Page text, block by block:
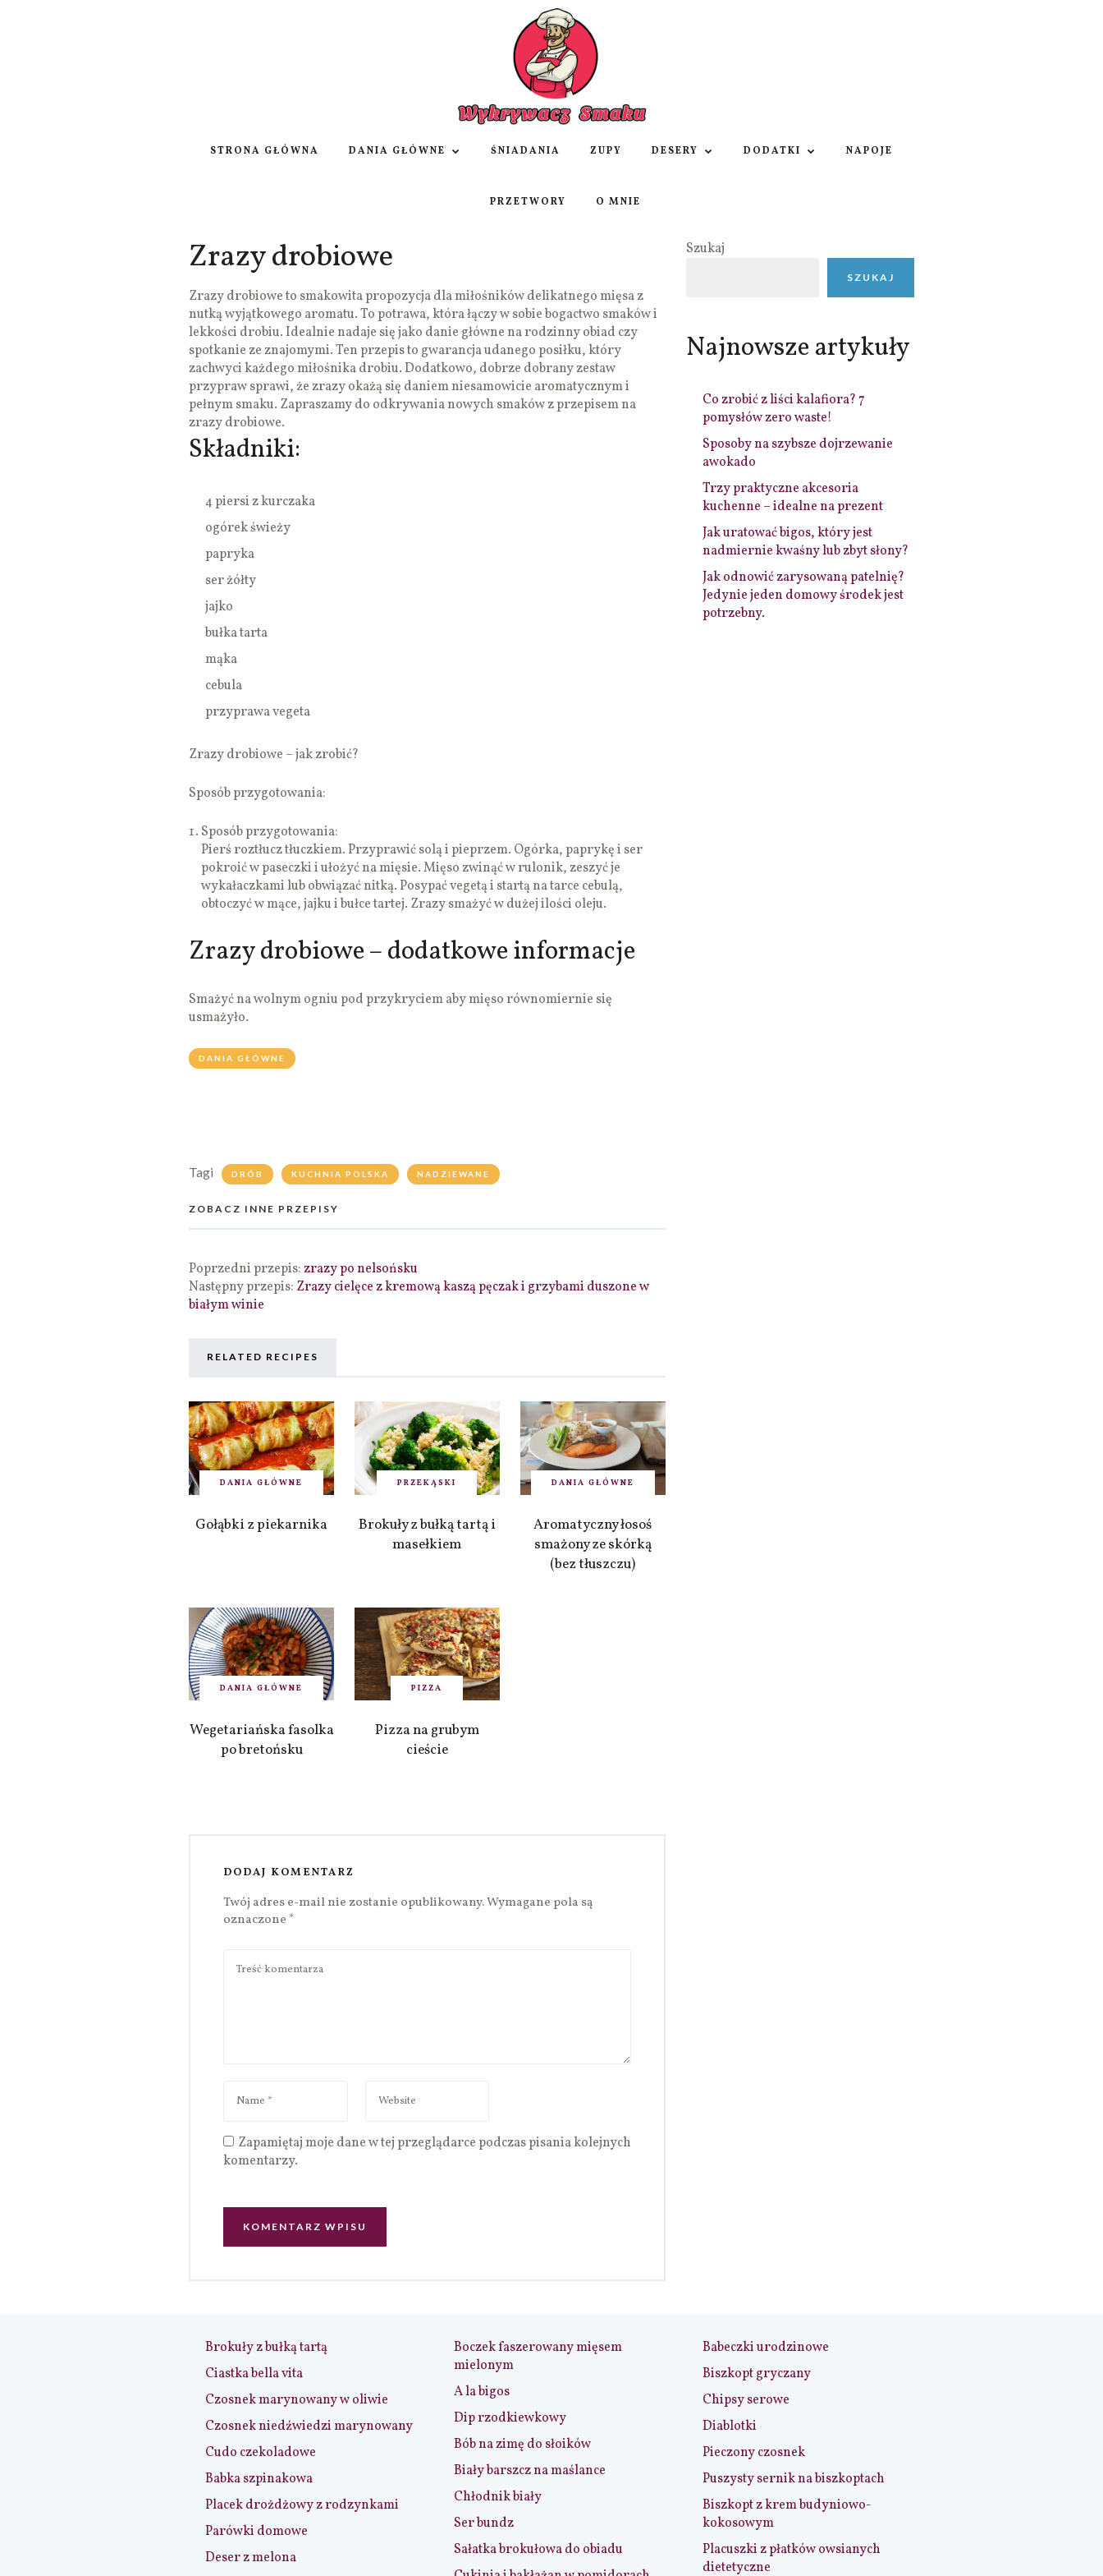
STRONA GŁÓWNA DANIA GŁÓWNE ŚNIADANIA ZUPY DESERY DODATKI NAPOJE
PRZETWORY O MNIE
Zrazy drobiowe
Zrazy drobiowe to smakowita propozycja dla miłośników delikatnego mięsa z
nutką wyjątkowego aromatu. To potrawa, która łączy w sobie bogactwo smaków i
lekkości drobiu. Idealnie nadaje się jako danie główne na rodzinny obiad czy
spotkanie ze znajomymi. Ten przepis to gwarancja udanego posiłku, który
zachwyci każdego miłośnika drobiu. Dodatkowo, dobrze dobrany zestaw
przypraw sprawi, że zrazy okażą się daniem niesamowicie aromatycznym i
pełnym smaku. Zapraszamy do odkrywania nowych smaków z przepisem na
zrazy drobiowe.
Składniki:
4 piersi z kurczaka
ogórek świeży
papryka
ser żółty
jajko
bułka tarta
mąka
cebula
przyprawa vegeta
Zrazy drobiowe – jak zrobić?
Sposób przygotowania:
Sposób przygotowania:
Pierś roztłucz tłuczkiem. Przyprawić solą i pieprzem. Ogórka, paprykę i ser
pokroić w paseczki i ułożyć na mięsie. Mięso zwinąć w rulonik, zeszyć je
wykałaczkami lub obwiązać nitką. Posypać vegetą i startą na tarce cebulą,
obtoczyć w mące, jajku i bułce tartej. Zrazy smażyć w dużej ilości oleju.
Zrazy drobiowe – dodatkowe informacje
Smażyć na wolnym ogniu pod przykryciem aby mięso równomiernie się
usmażyło.
DANIA GŁÓWNE
Tagi DRÓB KUCHNIA POLSKA NADZIEWANE
ZOBACZ INNE PRZEPISY
Poprzedni przepis:zrazy po nelsońsku
Następny przepis: Zrazy cielęce z kremową kaszą pęczak i grzybami duszone w
białym winie
RELATED RECIPES
DANIA GŁÓWNE
Gołąbki z piekarnika
PRZEKĄSKI
Brokuły z bułką tartą i
masełkiem
DANIA GŁÓWNE
Aromatyczny łosoś
smażony ze skórką
(bez tłuszczu)
DANIA GŁÓWNE
Wegetariańska fasolka
po bretońsku
PIZZA
Pizza na grubym
cieście
DODAJ KOMENTARZ
Twój adres e-mail nie zostanie opublikowany.Wymagane pola są
oznaczone *
Zapamiętaj moje dane w tej przeglądarce podczas pisania kolejnych
komentarzy.
Szukaj
SZUKAJ
Najnowsze artykuły
Co zrobić z liści kalafiora? 7
pomysłów zero waste!
Sposoby na szybsze dojrzewanie
awokado
Trzy praktyczne akcesoria
kuchenne – idealne na prezent
Jak uratować bigos, który jest
nadmiernie kwaśny lub zbyt słony?
Jak odnowić zarysowaną patelnię?
Jedynie jeden domowy środek jest
potrzebny.
Brokuły z bułką tartą
Ciastka bella vita
Czosnek marynowany w oliwie
Czosnek niedźwiedzi marynowany
Cudo czekoladowe
Babka szpinakowa
Placek drożdżowy z rodzynkami
Parówki domowe
Deser z melona
Boczek faszerowany mięsem
mielonym
A la bigos
Dip rzodkiewkowy
Bób na zimę do słoików
Biały barszcz na maślance
Chłodnik biały
Ser bundz
Sałatka brokułowa do obiadu
Babeczki urodzinowe
Biszkopt gryczany
Chipsy serowe
Diablotki
Pieczony czosnek
Puszysty sernik na biszkoptach
Biszkopt z krem budyniowo-
kokosowym
Placuszki z płatków owsianych
dietetyczne